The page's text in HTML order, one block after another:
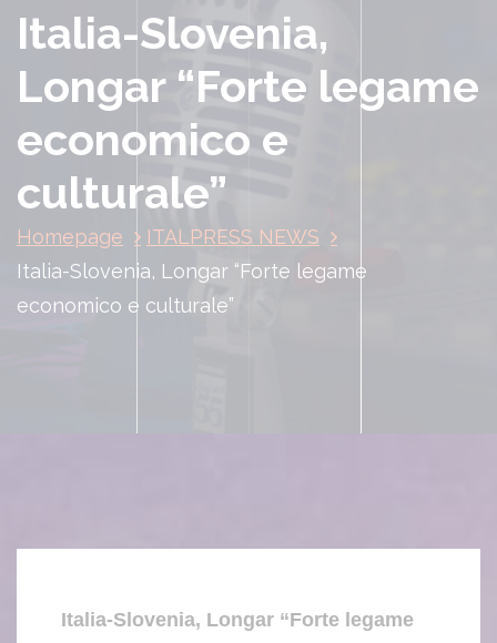
Italia-Slovenia,
Longar “Forte legame
economico e
culturale”
Homepage
ITALPRESS NEWS
Italia-Slovenia, Longar “Forte legame
economico e culturale”
Italia-Slovenia, Longar “Forte legame